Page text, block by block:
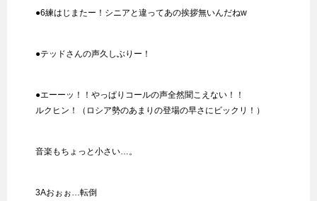
●6練はじまたー！シニアと違ってあの挨拶無いんだねw
●テッドさんの声久しぶりー！
●エーーッ！！やっぱりコールの声全然聞こえない！！
ルクヒン！（ロシア勢のあまりの登場の早さにビックリ！）
音楽もちょっと小さい…。
3Aおぉぉ…転倒